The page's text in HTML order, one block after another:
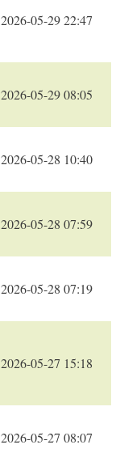
2026-05-29 22:47
2026-05-29 08:05
2026-05-28 10:40
2026-05-28 07:59
2026-05-28 07:19
2026-05-27 15:18
2026-05-27 08:07